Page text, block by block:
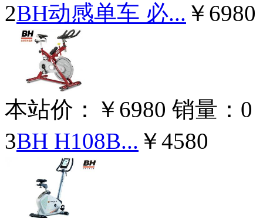
2BH动感单车 必... ￥6980
本站价： ￥6980 销量： 0
3BH H108B... ￥4580